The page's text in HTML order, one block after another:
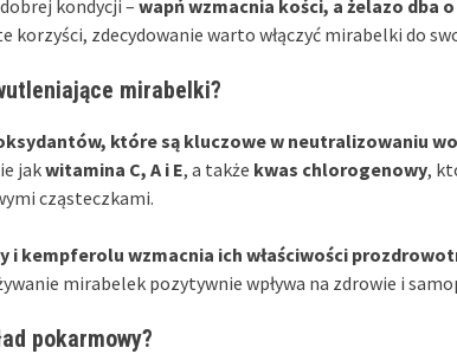
kondycji – wapń wzmacnia kości, a żelazo dba
korzyści, zdecydowanie warto włączyć mirabelki do
mirabelki?
które są kluczowe w neutralizowaniu
jakwitamina C, A i E, a także kwas chlorogenowy,
cząsteczkami.
i kempferolu wzmacnia ich właściwości
mirabelek pozytywnie wpływa na zdrowie i
pokarmowy?